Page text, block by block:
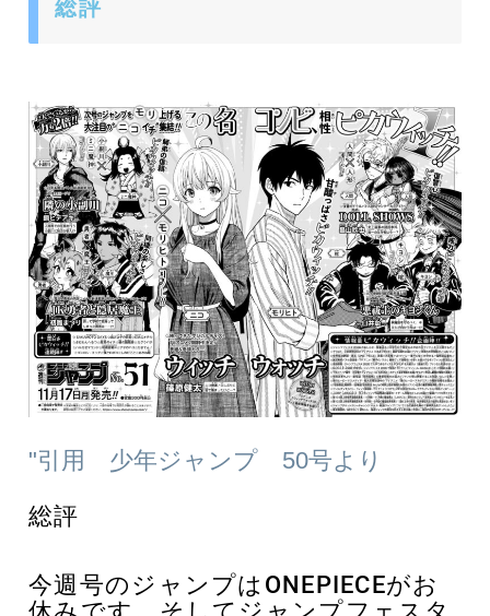
総評
"引用 少年ジャンプ 50号より
総評
今週号のジャンプはONEPIECEがお